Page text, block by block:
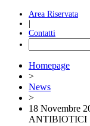
Area Riservata
|
Contatti
Homepage
>
News
>
18 Novembre
ANTIBIOTICI